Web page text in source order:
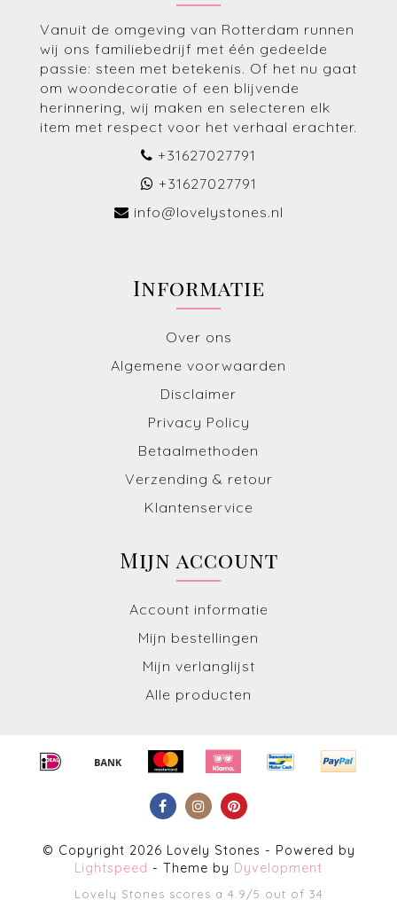
Vanuit de omgeving van Rotterdam runnen
wij ons familiebedrijf met één gedeelde
passie: steen met betekenis. Of het nu gaat
om woondecoratie of een blijvende
herinnering, wij maken en selecteren elk
item met respect voor het verhaal erachter.
+31627027791
+31627027791
info@lovelystones.nl
Informatie
Over ons
Algemene voorwaarden
Disclaimer
Privacy Policy
Betaalmethoden
Verzending & retour
Klantenservice
Mijn account
Account informatie
Mijn bestellingen
Mijn verlanglijst
Alle producten
© Copyright 2026 Lovely Stones - Powered by
Lightspeed - Theme by Dyvelopment
Lovely Stones scores a 4.9/5 out of 34